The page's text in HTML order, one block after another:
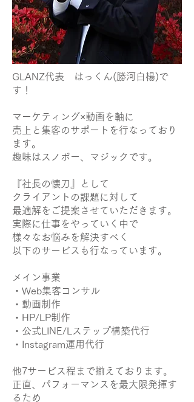
GLANZ代表 はっくん(勝河白楊)で
す！
マーケティング×動画を軸に
売上と集客のサポートを行なっており
ます。
趣味はスノボー、マジックです。
『社長の懐刀』として
クライアントの課題に対して
最適解をご提案させていただきます。
実際に仕事をやっていく中で
様々なお悩みを解決すべく
以下のサービスも行なっています。
メイン事業
・Web集客コンサル
・動画制作
・HP/LP制作
・公式LINE/Lステップ構築代行
・Instagram運用代行
他7サービス程まで揃えております。
正直、パフォーマンスを最大限発揮す
るため